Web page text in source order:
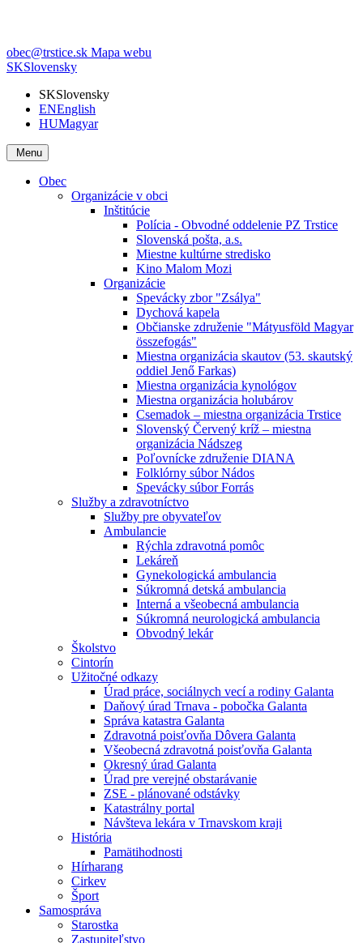
obec@trstice.sk Mapa webu
SKSlovensky
SKSlovensky
ENEnglish
HUMagyar
Menu
Obec
Organizácie v obci
Inštitúcie
Polícia - Obvodné oddelenie PZ Trstice
Slovenská pošta, a.s.
Miestne kultúrne stredisko
Kino Malom Mozi
Organizácie
Spevácky zbor "Zsálya"
Dychová kapela
Občianske združenie "Mátyusföld Magyar
összefogás"
Miestna organizácia skautov (53. skautský
oddiel Jenő Farkas)
Miestna organizácia kynológov
Miestna organizácia holubárov
Csemadok – miestna organizácia Trstice
Slovenský Červený kríž – miestna
organizácia Nádszeg
Poľovnícke združenie DIANA
Folklórny súbor Nádos
Spevácky súbor Forrás
Služby a zdravotníctvo
Služby pre obyvateľov
Ambulancie
Rýchla zdravotná pomôc
Lekáreň
Gynekologická ambulancia
Súkromná detská ambulancia
Interná a všeobecná ambulancia
Súkromná neurologická ambulancia
Obvodný lekár
Školstvo
Cintorín
Užitočné odkazy
Úrad práce, sociálnych vecí a rodiny Galanta
Daňový úrad Trnava - pobočka Galanta
Správa katastra Galanta
Zdravotná poisťovňa Dôvera Galanta
Všeobecná zdravotná poisťovňa Galanta
Okresný úrad Galanta
Úrad pre verejné obstarávanie
ZSE - plánované odstávky
Katastrálny portal
Návšteva lekára v Trnavskom kraji
História
Pamätihodnosti
Hírharang
Cirkev
Šport
Samospráva
Starostka
Zastupiteľstvo